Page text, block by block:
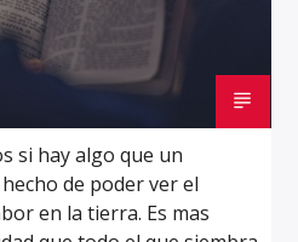
si hay algo que un
de poder ver el
en la tierra. Es mas